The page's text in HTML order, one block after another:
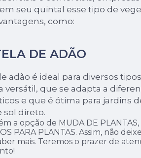
seu quintal esse tipo de
como:
DE ADÃO
adão é ideal para diversos
versátil, que se adapta a
e que é ótima para jardins
sol direto.
a opção de MUDA DE PLANTAS,
PARA PLANTAS. Assim, não
mais. Teremos o prazer de